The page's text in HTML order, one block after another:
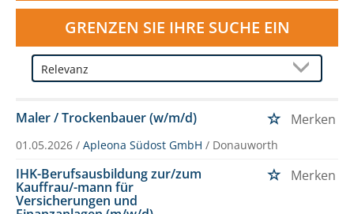
GRENZEN SIE IHRE SUCHE EIN
Maler / Trockenbauer (w/m/d) Merken
01.05.2026 / Apleona Südost GmbH / Donauworth
IHK-Berufsausbildung zur/zum
Kauffrau/-mann für
Versicherungen und
Merken